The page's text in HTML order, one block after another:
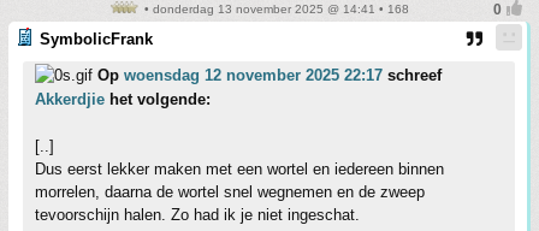
• donderdag 13 november 2025 @ 14:41 • 168
SymbolicFrank
Op woensdag 12 november 2025 22:17 schreef
Akkerdjie het volgende:
[..]
Dus eerst lekker maken met een wortel en iedereen binnen
morrelen, daarna de wortel snel wegnemen en de zweep
tevoorschijn halen. Zo had ik je niet ingeschat.